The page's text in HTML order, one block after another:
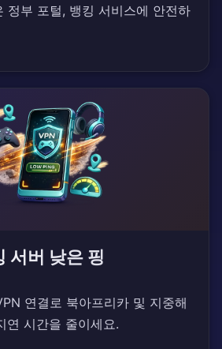
부 포털, 뱅킹 서비스에 안전하
서버 낮은 핑
연결로 북아프리카 및 지중해
연 시간을 줄이세요.